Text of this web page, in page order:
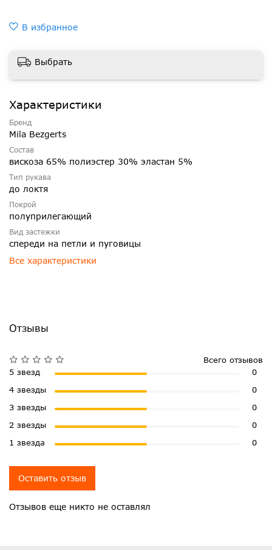
В избранное
Выбрать
Характеристики
Бренд
Mila Bezgerts
Состав
вискоза 65% полиэстер 30% эластан 5%
Тип рукава
до локтя
Покрой
полуприлегающий
Вид застежки
спереди на петли и пуговицы
Все характеристики
Отзывы
Отзывов еще никто не оставлял
Всего отзывов
5 звезд
0
4 звезды
0
3 звезды
0
2 звезды
0
1 звезда
0
Оставить отзыв